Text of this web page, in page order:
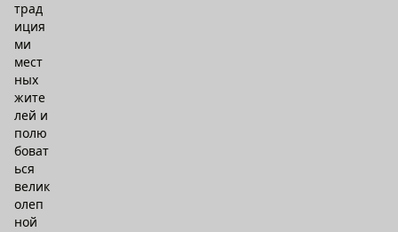
трад
иция
ми
мест
ных
жите
лей и
полю
боват
ься
велик
олеп
ной